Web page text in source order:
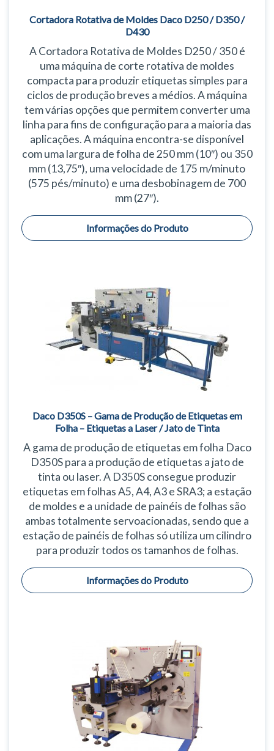
Cortadora Rotativa de Moldes Daco D250 / D350 /
D430
A Cortadora Rotativa de Moldes D250 / 350 é
uma máquina de corte rotativa de moldes
compacta para produzir etiquetas simples para
ciclos de produção breves a médios. A máquina
tem várias opções que permitem converter uma
linha para fins de configuração para a maioria das
aplicações. A máquina encontra-se disponível
com uma largura de folha de 250 mm (10″) ou 350
mm (13,75″), uma velocidade de 175 m/minuto
(575 pés/minuto) e uma desbobinagem de 700
mm (27″).
Informações do Produto
Daco D350S – Gama de Produção de Etiquetas em
Folha – Etiquetas a Laser / Jato de Tinta
A gama de produção de etiquetas em folha Daco
D350S para a produção de etiquetas a jato de
tinta ou laser. A D350S consegue produzir
etiquetas em folhas A5, A4, A3 e SRA3; a estação
de moldes e a unidade de painéis de folhas são
ambas totalmente servoacionadas, sendo que a
estação de painéis de folhas só utiliza um cilindro
para produzir todos os tamanhos de folhas.
Informações do Produto